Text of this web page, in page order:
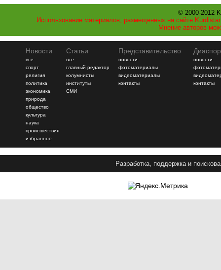
© 2000-2012
Использование материалов, размещенных на сайте
Мнение авторов
Новости
все
спорт
религия
политика
экономика
природа
общество
культура
наука
происшествия
избранное
Статьи
все
главный редактор
колумнисты
институты
СМИ
Представительство
новости
фотоматериалы
видеоматериалы
контакты
новости
контакты
Разработка, поддержка и